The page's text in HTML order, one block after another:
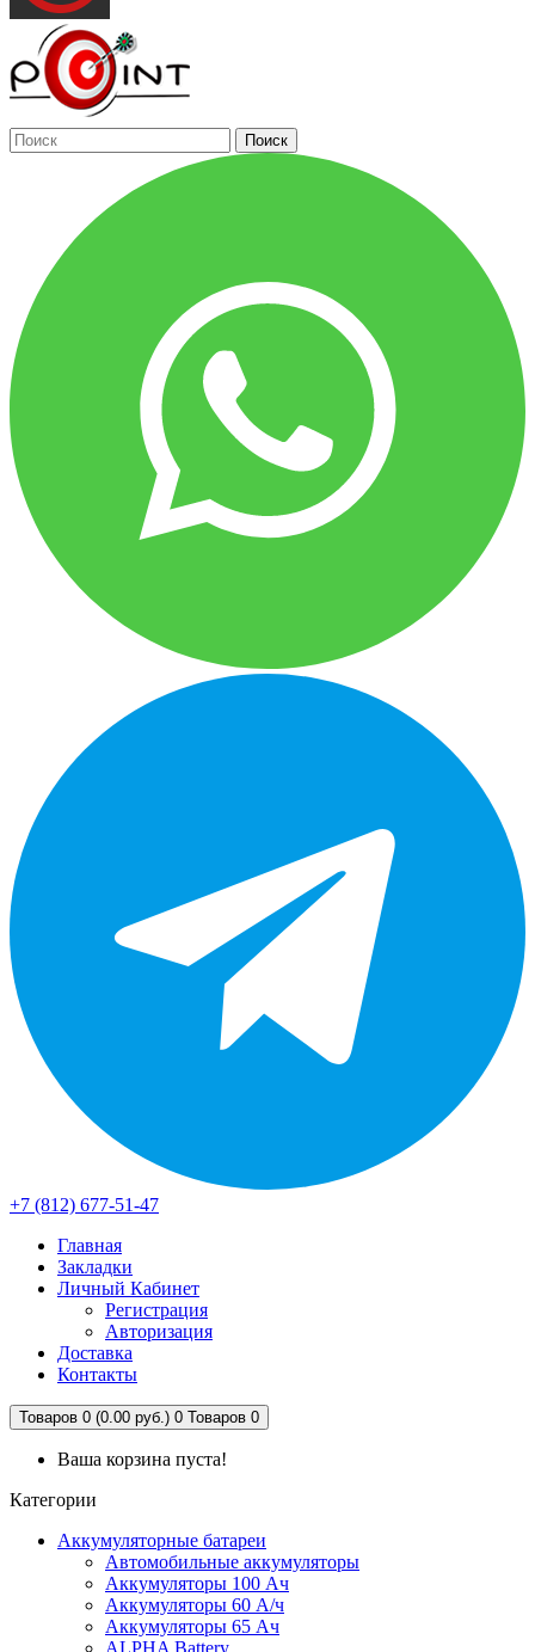
Поиск
+7 (812) 677-51-47
Главная
Закладки
Личный Кабинет
Регистрация
Авторизация
Доставка
Контакты
Товаров 0 (0.00 руб.) 0 Товаров 0
Ваша корзина пуста!
Категории
Аккумуляторные батареи
Автомобильные аккумуляторы
Аккумуляторы 100 Ач
Аккумуляторы 60 А/ч
Аккумуляторы 65 Ач
ALPHA Battery